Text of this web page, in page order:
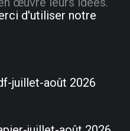
d'utiliser notre
juillet-août 2026